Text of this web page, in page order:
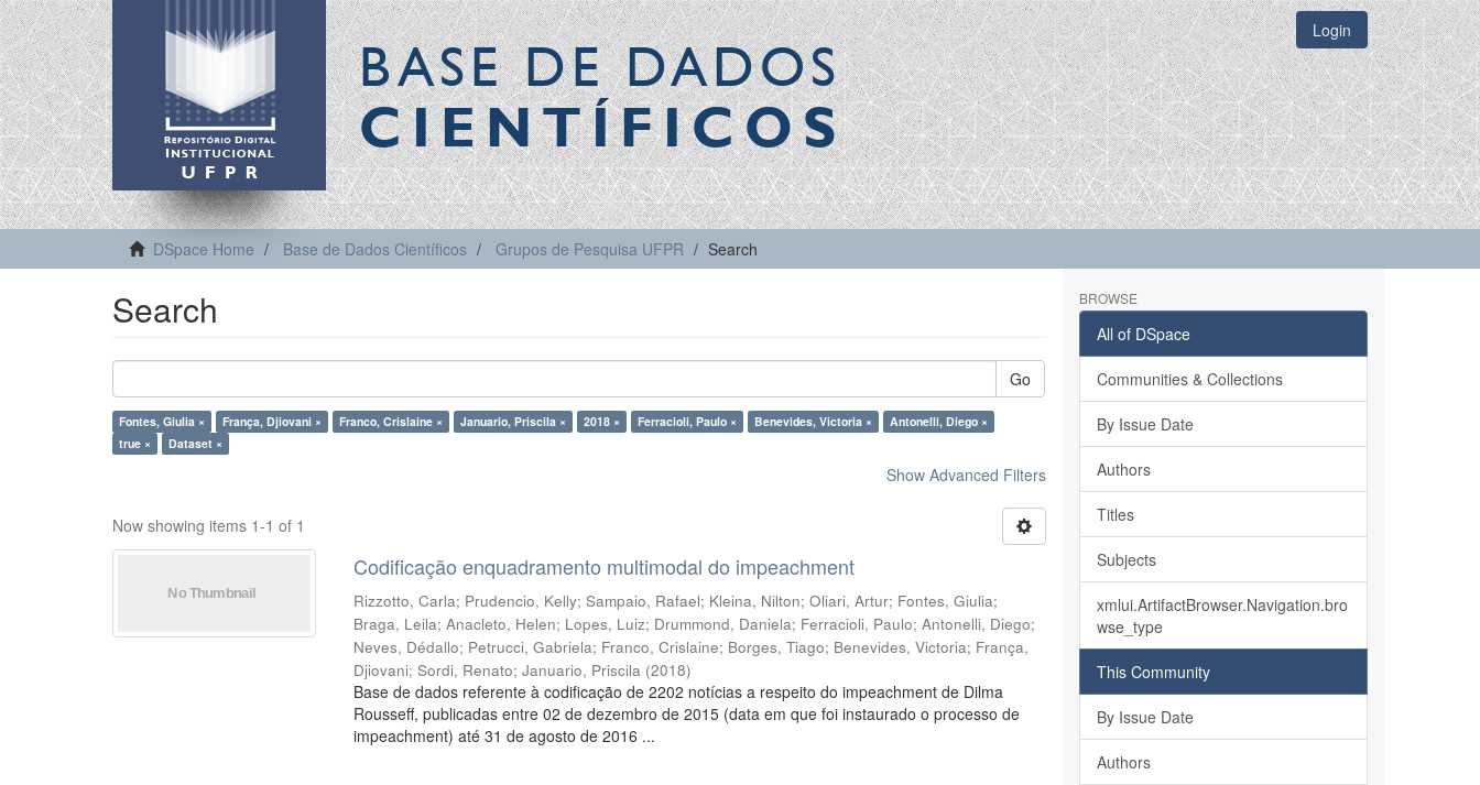
BASE DE DADOS
CIENTÍFICOS
Login
DSpace Home Base de Dados Científicos Grupos de Pesquisa UFPR Search
Search
Go
Fontes, Giulia × França, Djiovani × Franco, Crislaine × Januario, Priscila × 2018 × Ferracioli, Paulo × Benevides, Victoria ×
Antonelli, Diego ×
true ×
Dataset ×
Show Advanced Filters
Now showing items 1-1 of 1
Codificação enquadramento multimodal do impeachment
Rizzotto, Carla; Prudencio, Kelly;Sampaio, Rafael; Kleina, Nilton;Oliari, Artur; Fontes, Giulia;
Braga, Leila;Anacleto, Helen; Lopes, Luiz; Drummond, Daniela; Ferracioli, Paulo;Antonelli, Diego;
Neves, Dédallo; Petrucci, Gabriela; Franco, Crislaine; Borges, Tiago; Benevides, Victoria; França,
Djiovani;Sordi, Renato;Januario, Priscila (2018)
Base de dados referente à codificação de 2202 notícias a respeito do impeachment de Dilma
Rousseff, publicadas entre 02 de dezembro de 2015 (data em que foi instaurado o processo de
impeachment) até 31 de agosto de 2016 ...
BROWSE
All of DSpace
Communities & Collections
By Issue Date
Authors
Titles
Subjects
xmlui.ArtifactBrowser.Navigation.bro
wse_type
This Community
By Issue Date
Authors